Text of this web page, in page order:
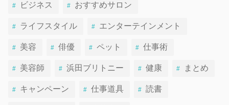
ビジネス おすすめサロン
ライフスタイル エンターテインメント
美容 俳優 ペット 仕事術
美容師 浜田ブリトニー 健康 まとめ
キャンペーン 仕事道具 読書